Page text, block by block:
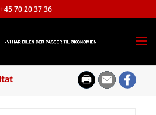
+45 70 20 37 36